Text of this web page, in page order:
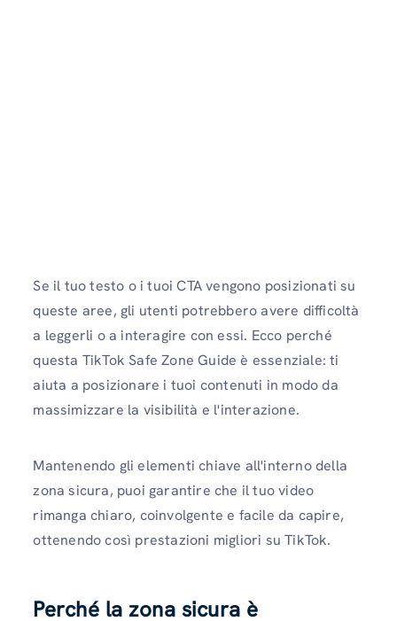
Se il tuo testo o i tuoi CTA vengono posizionati su
queste aree, gli utenti potrebbero avere difficoltà
a leggerli o a interagire con essi. Ecco perché
questa TikTok Safe Zone Guide è essenziale: ti
aiuta a posizionare i tuoi contenuti in modo da
massimizzare la visibilità e l'interazione.
Mantenendo gli elementi chiave all'interno della
zona sicura, puoi garantire che il tuo video
rimanga chiaro, coinvolgente e facile da capire,
ottenendo così prestazioni migliori su TikTok.
Perché la zona sicura è